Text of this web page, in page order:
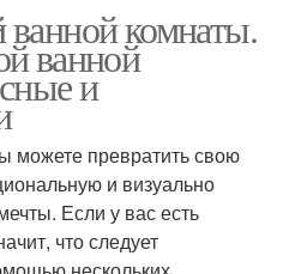
комнаты.
ванной
и
можете превратить свою
и визуально
Если у вас есть
что следует